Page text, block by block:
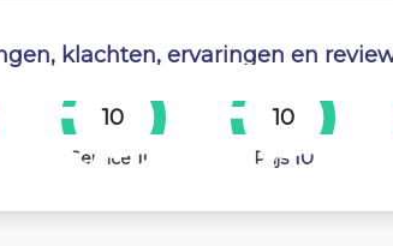
klachten, ervaringen en
10
Service 10
10
Prijs 10